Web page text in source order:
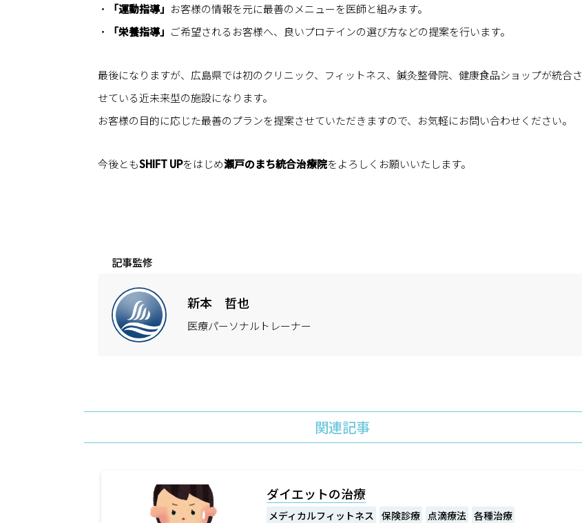
・ 「運動指導」 お客様の情報を元に最善のメニューを医師と組みます。
・
「栄養指導」 ご希望されるお客様へ、良いプロテインの選び方などの提案を行います。
最後になりますが、広島県では初のクリニック、フィットネス、鍼灸整骨院、健康食品ショップが統合さ
せている近未来型の施設になります。
お客様の目的に応じた最善のプランを提案させていただきますので、お気軽にお問い合わせください。
今後ともSHIFT UPをはじめ瀬戸のまち統合治療院をよろしくお願いいたします。
記事監修
新本 哲也
医療パーソナルトレーナー
関連記事
ダイエットの治療
メディカルフィットネス 保険診療 点滴療法 各種治療